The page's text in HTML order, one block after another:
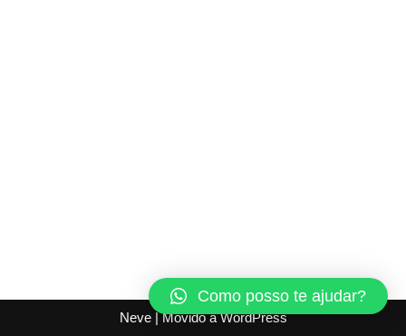
Neve| Movido aWordPress
Como posso te ajudar?